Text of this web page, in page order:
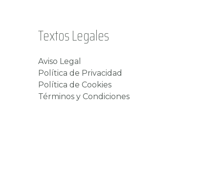
Textos Legales
Aviso Legal
Política de Privacidad
Política de Cookies
Términos y Condiciones